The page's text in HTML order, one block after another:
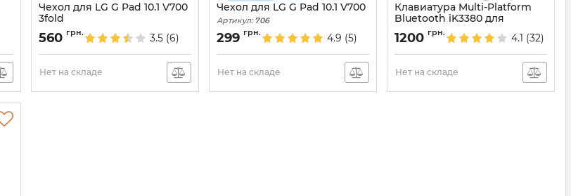
Чехол для LG G Pad 10.1 V700
3fold
Артикул:1054
560 грн. 3.5 (6)
Нет на складе
Чехол для LG G Pad 10.1 V700
Артикул:706
299 грн. 4.9 (5)
Нет на складе
Клавиатура Multi-Platform
Bluetooth iK3380 для
планшета смартфона
Артикул: 4362
1200 грн. 4.1 (32)
Нет на складе